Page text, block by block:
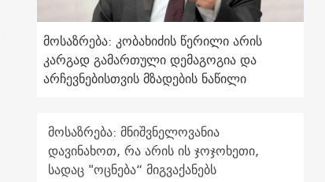
მოსაზრება: კობახიძის წერილი არის
კარგად გამართული დემაგოგია და
არჩევნებისთვის მზადების ნაწილი
მოსაზრება: მნიშვნელოვანია
დავინახოთ, რა არის ის ჯოჯოხეთი,
სადაც "ოცნება“ მიგვაქანებს